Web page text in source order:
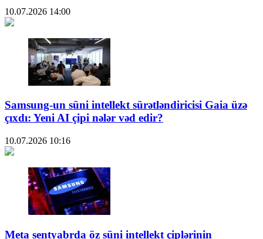
10.07.2026 14:00
Samsung-un süni intellekt sürətləndiricisi Gaia üzə
çıxdı: Yeni AI çipi nələr vəd edir?
10.07.2026 10:16
Meta sentyabrda öz süni intellekt çiplərinin